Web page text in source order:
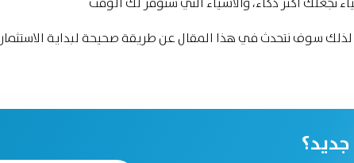
لذلك سوف نتحدث في هذا المقال عن طريقة صحيحة لبداية الاستثمار